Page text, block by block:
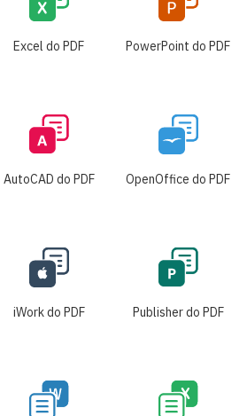
Excel do PDF PowerPoint do PDF
AutoCAD do PDF OpenOffice do PDF
iWork do PDF Publisher do PDF